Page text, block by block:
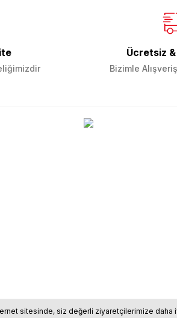
sitesinde, siz değerli ziyaretçilerimize
Ücretsiz &
Bizimle